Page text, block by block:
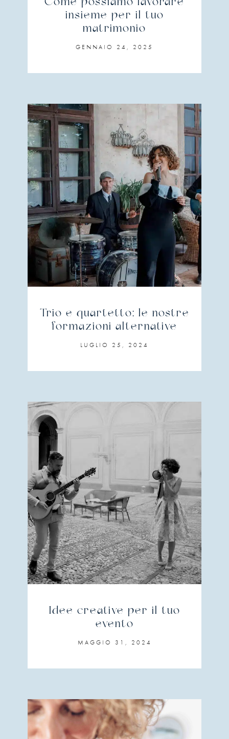
Come possiamo lavorare
insieme per il tuo
matrimonio
GENNAIO 24, 2025
Trio e quartetto: le nostre
formazioni alternative
LUGLIO 25, 2024
Idee creative per il tuo
evento
MAGGIO 31, 2024